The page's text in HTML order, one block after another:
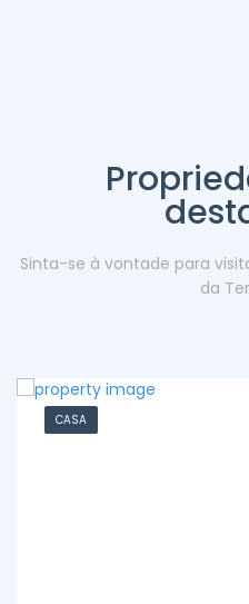
Sinta-se à vontade para
da
CASA